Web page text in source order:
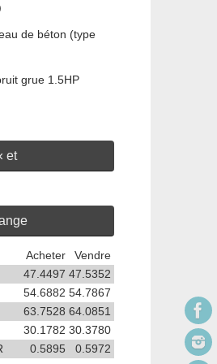
de béton (type
grue 1.5HP
et
Vendre
Acheter
47.5352
47.4497
54.7867
54.6882
64.0851
63.7528
30.3780
30.1782
0.5972
0.5895